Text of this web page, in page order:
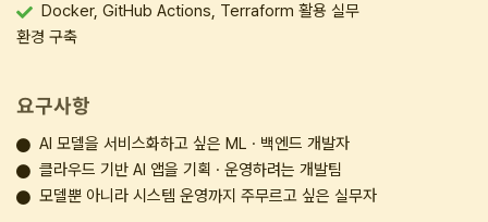
Docker, GitHub Actions, Terraform 활용 실무
환경 구축
요구사항
AI 모델을 서비스화하고 싶은 ML · 백엔드 개발자
클라우드 기반 AI 앱을 기획 · 운영하려는 개발팀
모델뿐 아니라 시스템 운영까지 주무르고 싶은 실무자